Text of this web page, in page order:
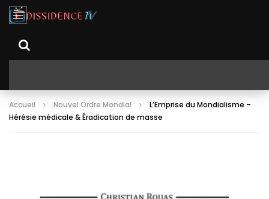
Accueil Nouvel Ordre Mondial
L’Emprise du Mondialisme –
Hérésie médicale & Éradication de masse